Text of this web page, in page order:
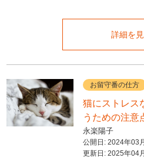
詳細を
お留守番の仕方
猫にストレス
うための注意
永楽陽子
公開日: 2024年03
更新日: 2025年04